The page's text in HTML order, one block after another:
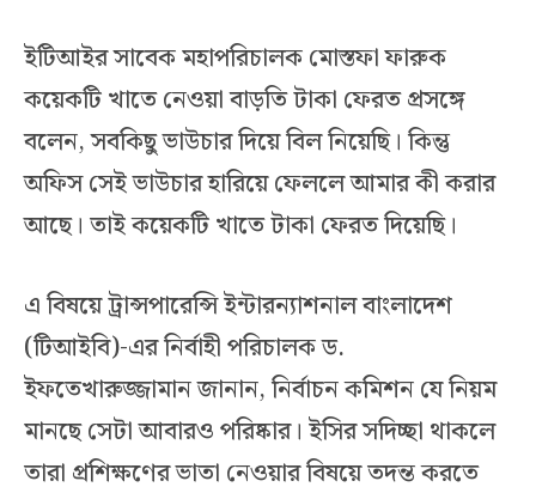
ইটিআইর সাবেক মহাপরিচালক মোস্তফা ফারুক
কয়েকটি খাতে নেওয়া বাড়তি টাকা ফেরত প্রসঙ্গে
বলেন, সবকিছু ভাউচার দিয়ে বিল নিয়েছি। কিন্তু
অফিস সেই ভাউচার হারিয়ে ফেললে আমার কী করার
আছে। তাই কয়েকটি খাতে টাকা ফেরত দিয়েছি।
এ বিষয়ে ট্রান্সপারেন্সি ইন্টারন্যাশনাল বাংলাদেশ
(টিআইবি)-এর নির্বাহী পরিচালক ড.
ইফতেখারুজ্জামান জানান, নির্বাচন কমিশন যে নিয়ম
মানছে সেটা আবারও পরিষ্কার। ইসির সদিচ্ছা থাকলে
তারা প্রশিক্ষণের ভাতা নেওয়ার বিষয়ে তদন্ত করতে